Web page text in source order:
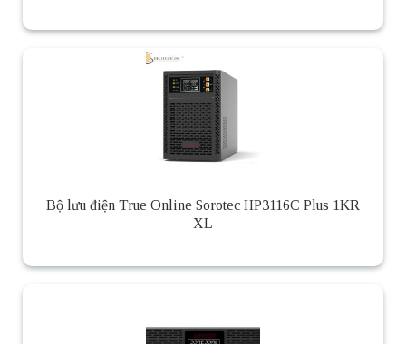
Bộ lưu điện True Online Sorotec HP3116C Plus 1KR
XL